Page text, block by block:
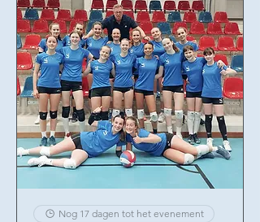
Nog 17 dagen tot het evenement